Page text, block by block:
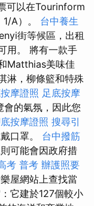
可以在Tourinform
A）。 台中養生
街等候區，出租
用。 將有一款手
Matthias美味佳
淋，柳條籃和特殊
摩證照 足底按摩
的氣氛，因此您
按摩證照 搜尋引
口罩。 台中撥筋
可能會因政府措
考 普考 辦護照要
屋網站上查找當
它建於127個較小